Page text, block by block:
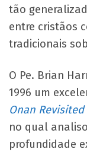
tão
entre cristãos
tradicionais
O Pe. Brian
1996 um
Onan Revisited
no qual
profundidade